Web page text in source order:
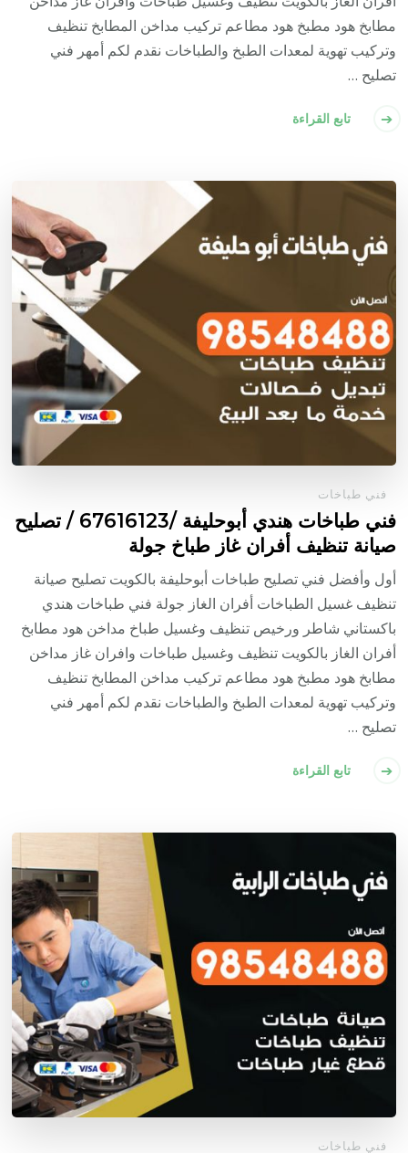
مطابخ هود مطبخ هود مطاعم تركيب مداخن المطابخ تنظيف
وتركيب تهوية لمعدات الطبخ والطباخات نقدم لكم أمهر فني
تصليح …
تابع القراءة
فني طباخات
فني طباخات هندي أبوحليفة /67616123 / تصليح
صيانة تنظيف أفران غاز طباخ جولة
أول وأفضل فني تصليح طباخات أبوحليفة بالكويت تصليح صيانة
تنظيف غسيل الطباخات أفران الغاز جولة فني طباخات هندي
باكستاني شاطر ورخيص تنظيف وغسيل طباخ مداخن هود مطابخ
أفران الغاز بالكويت تنظيف وغسيل طباخات وافران غاز مداخن
مطابخ هود مطبخ هود مطاعم تركيب مداخن المطابخ تنظيف
وتركيب تهوية لمعدات الطبخ والطباخات نقدم لكم أمهر فني
تصليح …
تابع القراءة
فني طباخات